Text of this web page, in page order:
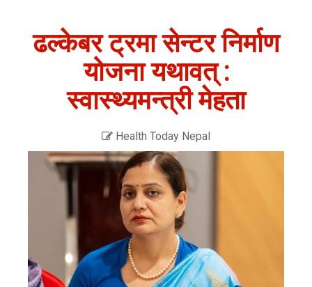
ढल्केबर ट्रमा सेन्टर निर्माण
योजना यथावत् :
स्वास्थ्यमन्त्री मेहता
Health Today Nepal